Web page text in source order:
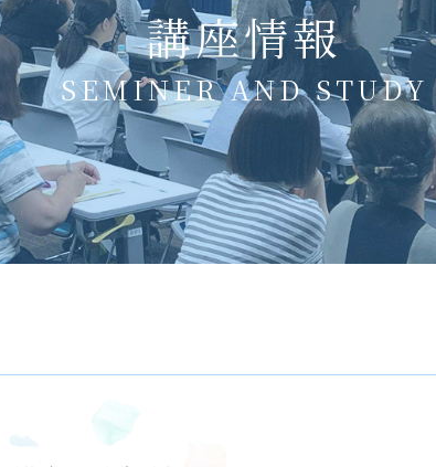
講座情報
SEMINER AND STUDY